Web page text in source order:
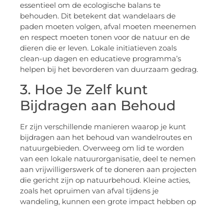
essentieel om de ecologische balans te
behouden. Dit betekent dat wandelaars de
paden moeten volgen, afval moeten meenemen
en respect moeten tonen voor de natuur en de
dieren die er leven. Lokale initiatieven zoals
clean-up dagen en educatieve programma’s
helpen bij het bevorderen van duurzaam gedrag.
3. Hoe Je Zelf kunt
Bijdragen aan Behoud
Er zijn verschillende manieren waarop je kunt
bijdragen aan het behoud van wandelroutes en
natuurgebieden. Overweeg om lid te worden
van een lokale natuurorganisatie, deel te nemen
aan vrijwilligerswerk of te doneren aan projecten
die gericht zijn op natuurbehoud. Kleine acties,
zoals het opruimen van afval tijdens je
wandeling, kunnen een grote impact hebben op